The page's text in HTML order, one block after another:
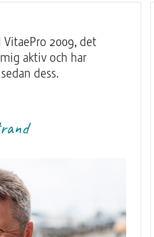
VitaePro 2009, det
aktiv och har
dess.